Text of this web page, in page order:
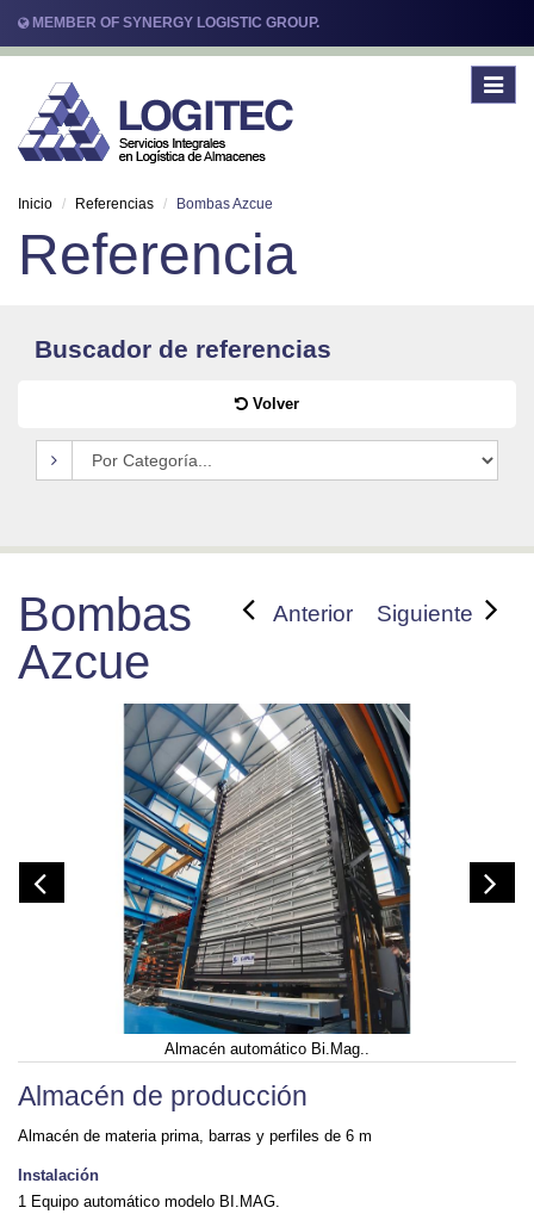
MEMBER OF SYNERGY LOGISTIC GROUP.
Toggle
Inicio Referencias Bombas Azcue
Referencia
Buscador de referencias
Volver
Anterior Siguiente
Bombas
Azcue
Almacén automático Bi.Mag..
Almacén de producción
Almacén de materia prima, barras y perfiles de 6 m
Instalación
1 Equipo automático modelo BI.MAG.